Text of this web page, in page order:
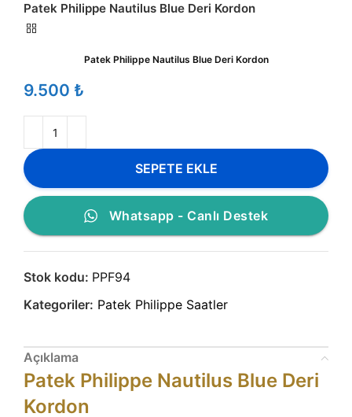
Patek Philippe Nautilus Blue Deri Kordon
Patek Philippe Nautilus Blue Deri Kordon
₺
SEPETE EKLE
Whatsapp - Canlı Destek
Stok kodu: PPF94
Kategoriler: Patek Philippe Saatler
Açıklama
Patek Philippe Nautilus Blue Deri
Kordon